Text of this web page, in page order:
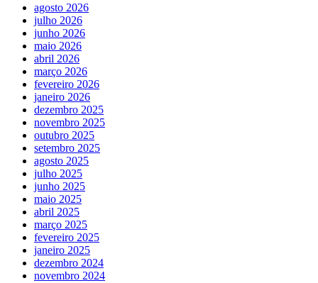
agosto 2026
julho 2026
junho 2026
maio 2026
abril 2026
março 2026
fevereiro 2026
janeiro 2026
dezembro 2025
novembro 2025
outubro 2025
setembro 2025
agosto 2025
julho 2025
junho 2025
maio 2025
abril 2025
março 2025
fevereiro 2025
janeiro 2025
dezembro 2024
novembro 2024